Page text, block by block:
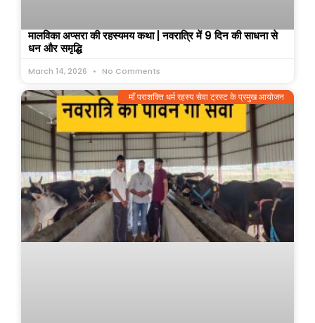
मालविका अप्सरा की रहस्यमय कथा | नवरात्रि में 9 दिन की साधना से
धन और समृद्धि
March 14, 2026 No Comments
माँ पराशक्ति धर्म रहस्य सेवा ट्रस्ट के प्रमुख आयोजन